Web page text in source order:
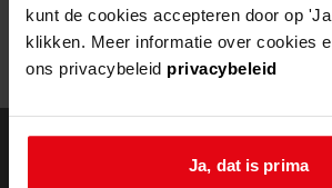
kunt de cookies accepteren door op
klikken. Meer informatie over cookies
ons privacybeleid privacybeleid
Ja, dat is prima
een verouderde bladwijzer/favoriet
een zoekmachine heeft eenverouderde lijst
eenfout getyptadres